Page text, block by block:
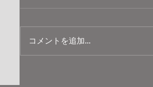
コメントを追加…